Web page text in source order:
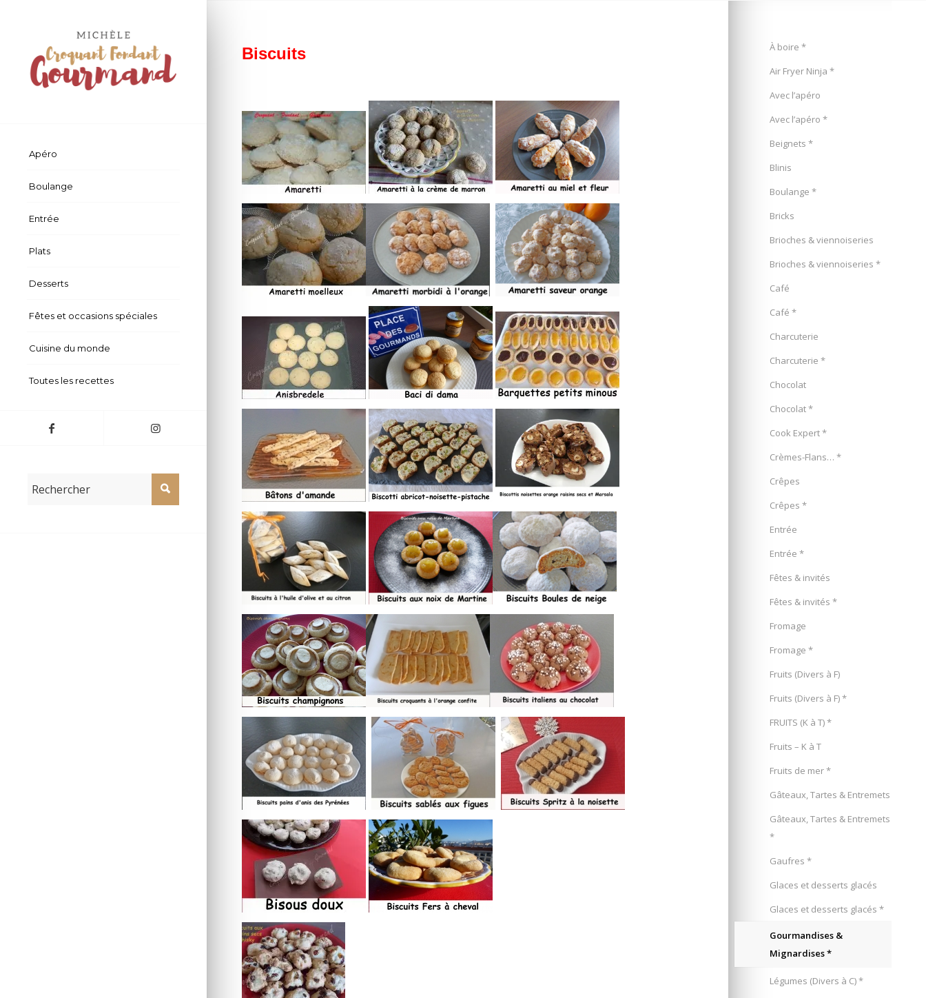
Apéro
Boulange
Entrée
Plats
Desserts
Fêtes et occasions spéciales
Cuisine du monde
Toutes les recettes
Biscuits
À boire *
Air Fryer Ninja *
Avec l’apéro
Avec l’apéro *
Beignets *
Blinis
Boulange *
Bricks
Brioches & viennoiseries
Brioches & viennoiseries *
Café
Café *
Charcuterie
Charcuterie *
Chocolat
Chocolat *
Cook Expert *
Crèmes-Flans… *
Crêpes
Crêpes *
Entrée
Entrée *
Fêtes & invités
Fêtes & invités *
Fromage
Fromage *
Fruits (Divers à F)
Fruits (Divers à F) *
FRUITS (K à T) *
Fruits – K à T
Fruits de mer *
Gâteaux, Tartes & Entremets
Gâteaux, Tartes & Entremets
*
Gaufres *
Glaces et desserts glacés
Glaces et desserts glacés *
Gourmandises &
Mignardises *
Légumes (Divers à C) *